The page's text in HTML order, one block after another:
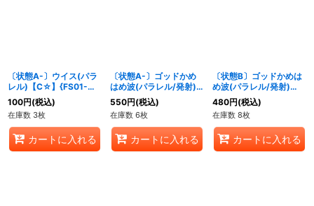
〔状態A-〕ウイス(パラ
レル)【C☆】{FS01-
02}
100円(税込)
在庫数 3枚
カートに入れる
〔状態A-〕ゴッドかめ
はめ波(パラレル/発射)
【C☆】{FS01-16}
550円(税込)
在庫数 6枚
カートに入れる
〔状態B〕ゴッドかめは
め波(パラレル/発射)
【C☆】{FS01-16}
480円(税込)
在庫数 8枚
カートに入れる